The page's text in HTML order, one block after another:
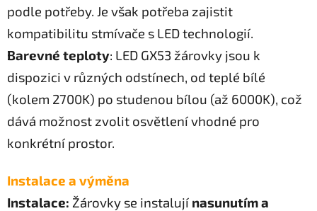
podle potřeby. Je však potřeba zajistit
kompatibilitu stmívače s LED technologií.
Barevné teploty: LED GX53 žárovky jsou k
dispozici v různých odstínech, od teplé bílé
(kolem 2700K) po studenou bílou (až 6000K), což
dává možnost zvolit osvětlení vhodné pro
konkrétní prostor.
Instalace a výměna
Instalace: Žárovky se instalují nasunutím a